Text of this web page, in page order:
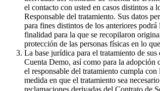
el contacto con usted en casos distintos a
Responsable del tratamiento. Sus datos
para fines distintos de los anteriores
finalidad para la que se recopilaron
protección de las personas físicas en lo
La base jurídica para el tratamiento de
Cuenta Demo, así como para la adopción
el responsable del tratamiento cumpla
medida en que el tratamiento sea
reclamaciones derivadas del Contrato de